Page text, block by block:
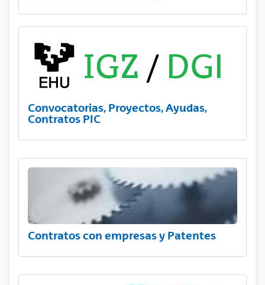
Convocatorias, Proyectos, Ayudas,
Contratos PIC
Contratos con empresas y Patentes